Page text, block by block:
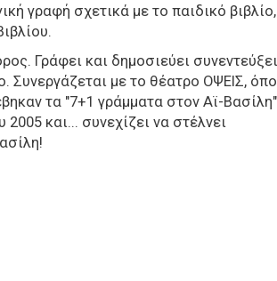
γραφή σχετικά με το παιδικό βιβλίο,
Γράφει και δημοσιεύει
Συνεργάζεται με το θέατρο ΟΨΕΙΣ,
τα "7+1 γράμματα στον Αϊ-
2005 και... συνεχίζει να στέλνει